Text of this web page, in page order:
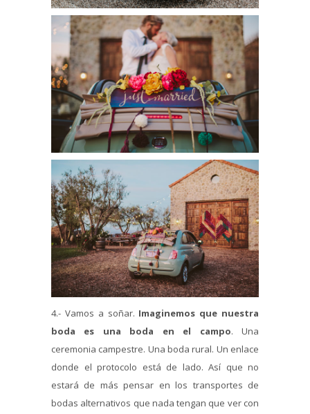
4.- Vamos a soñar. Imaginemos que nuestra
boda es una boda en el campo. Una
ceremonia campestre. Una boda rural. Un enlace
donde el protocolo está de lado. Así que no
estará de más pensar en los transportes de
bodas alternativos que nada tengan que ver con